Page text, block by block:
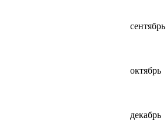
сентябрь
октябрь
декабрь